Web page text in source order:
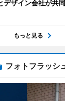
デザイン会社が共
もっと見る
フォトフラッシ